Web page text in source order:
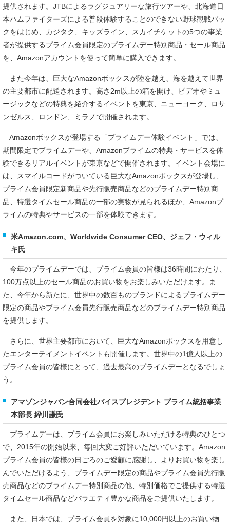
提供されます。JTBによるラグジュアリーな旅行ツアーや、北海道日
本ハムファイターズによる普段体験することのできない野球観戦パッ
クをはじめ、カジタク、キッズライン、スカイチケットの5つの事業
者が提供するプライム会員限定のプライムデー特別商品・セール商品
を、Amazonアカウントを使って簡単に購入できます。
また今年は、巨大なAmazonボックスが陸を越え、海を越えて世界
の主要都市に配送されます。高さ2m以上の箱を開け、ビデオやミュ
ージックなどの特典を紹介するイベントを東京、ニューヨーク、ロサ
ンゼルス、ロンドン、ミラノで開催されます。
Amazonボックスが登場する「プライムデー体験イベント」では、
期間限定でプライムデーや、Amazonプライムの特典・サービスを体
験できるリアルイベントが東京などで開催されます。イベント会場に
は、スマイルコードがついている巨大なAmazonボックスが登場し、
プライム会員限定新商品や先行販売商品などのプライムデー特別商
品、特選タイムセール商品の一部の実物が見られるほか、Amazonプ
ライムの特典やサービスの一部を体験できます。
米Amazon.com、Worldwide Consumer CEO、ジェフ・ウィル
キ氏
今年のプライムデーでは、プライム会員の皆様は36時間にわたり、
100万点以上のセール商品のお買い物をお楽しみいただけます。ま
た、今年から新たに、世界中の数百ものブランドによるプライムデー
限定の商品やプライム会員先行販売商品などのプライムデー特別商品
を提供します。
さらに、世界主要都市において、巨大なAmazonボックスを用意し
たエンターテイメントイベントも開催します。世界中の1億人以上の
プライム会員の皆様にとって、過去最高のプライムデーとなるでしょ
う。
アマゾンジャパン合同会社バイスプレジデント プライム統括事業
本部長 紣川謙氏
プライムデーは、プライム会員にお楽しみいただける特典のひとつ
で、2015年の開始以来、毎回大変ご好評いただいています。Amazon
プライム会員の皆様の日ごろのご愛顧に感謝し、よりお買い物を楽し
んでいただけるよう、プライムデー限定の商品やプライム会員先行販
売商品などのプライムデー特別商品の他、特別価格でご提供する特選
タイムセール商品などバラエティ豊かな商品をご提供いたします。
また、日本では、プライム会員を対象に10,000円以上のお買い物